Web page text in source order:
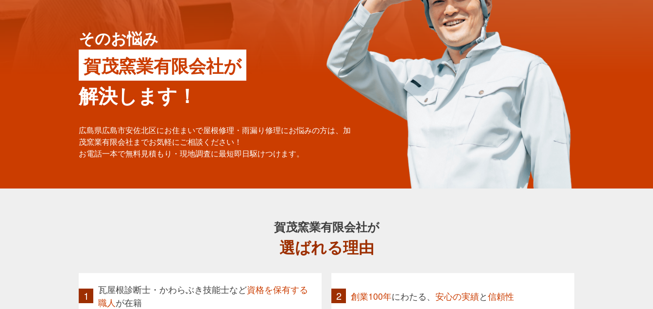
そのお悩み
賀茂窯業有限会社が
解決します！
広島県広島市安佐北区にお住まいで屋根修理・雨漏り修理にお悩みの方は、加
茂窯業有限会社までお気軽にご相談ください！
お電話一本で無料見積もり・現地調査に最短即日駆けつけます。
賀茂窯業有限会社が
選ばれる理由
瓦屋根診断士・かわらぶき技能士など資格を保有する
職人が在籍
創業100年にわたる、 安心の実績と信頼性